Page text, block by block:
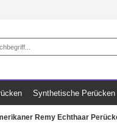
Synthetische Perücken
Remy Echthaar